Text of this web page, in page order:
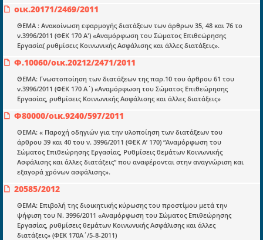
οικ.20171/2469/2011
ΘΕΜΑ : Ανακοίνωση εφαρμογής διατάξεων των άρθρων 35, 48 και 76 το
ν.3996/2011 (ΦΕΚ 170 Α') «Αναμόρφωση του Σώματος Επιθεώρησης
Εργασία( ρυθμίσεις Κοινωνικής Ασφάλισης και άλλες διατάξεις».
Φ.10060/οικ.20212/2471/2011
ΘΕΜΑ: Γνωστοποίηση των διατάξεων της παρ.10 του άρθρου 61 του
ν.3996/2011 (ΦΕΚ 170 Α΄) «Αναμόρφωση του Σώματος Επιθεώρησης
Εργασίας, ρυθμίσεις Κοινωνικής Ασφάλισης και άλλες διατάξεις»
Φ80000/οικ.9240/597/2011
ΘΕΜΑ: « Παροχή οδηγιών για την υλοποίηση των διατάξεων του
άρθρου 39 και 40 του ν. 3996/2011 (ΦΕΚ Α’ 170) “Αναμόρφωση του
Σώματος Επιθεώρησης Εργασίας, Ρυθμίσεις θεμάτων Κοινωνικής
Ασφάλισης και άλλες διατάξεις” που αναφέρονται στην αναγνώριση και
εξαγορά χρόνων ασφάλισης».
20585/2012
ΘΕΜΑ: Επιβολή της διοικητικής κύρωσης του προστίμου μετά την
ψήφιση του Ν. 3996/2011 «Αναμόρφωση του Σώματος Επιθεώρησης
Εργασίας, ρυθμίσεις θεμάτων Κοινωνικής Ασφάλισης και άλλες
διατάξεις» (ΦΕΚ 170Α΄/5-8-2011)
Ποιοί είμαστε;
Μια πολυετής εθελοντική προσπάθεια που
μετατράπηκε σε επιχειρηματική οντότητα και φιλοδοξεί να συμβάλλει
στην διάδοση της γνώσης.
E-book
Οδηγοί εκκαθάρισης
Νόμοι και προεδρικά διατάγματα
Υπουργικές αποφάσεις
Νομολογία και Γνωμοδοτήσεις ΝΣΚ